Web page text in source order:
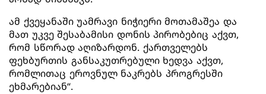
ამ ქვეყანაში უამრავი ნიჭიერი მოთამაშეა და
მათ უკვე შესაბამისი დონის პირობებიც აქვთ,
რომ სწორად აღიზარდონ. ქართველებს
ფეხბურთის განსაკუთრებული ხედვა აქვთ,
რომლითაც ეროვნულ ნაკრებს პროგრესში
ეხმარებიან“.